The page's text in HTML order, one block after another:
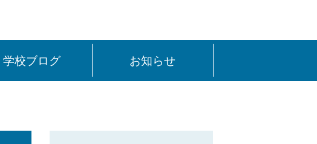
学校ブログ お知らせ